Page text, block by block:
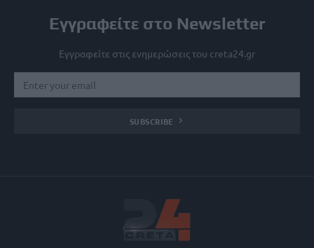
Εγγραφείτε στο Newsletter
Εγγραφείτε στις ενημερώσεις του creta24.gr
SUBSCRIBE